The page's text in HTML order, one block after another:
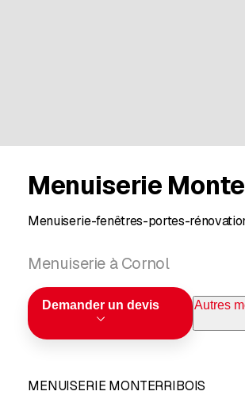
Menuiserie
Menuiserie-fenêtres-portes-
Menuiserie à Cornol
Demander un devis Autres
MENUISERIE MONTERRIBOIS